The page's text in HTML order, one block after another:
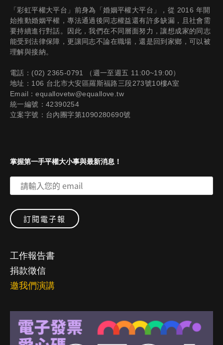
「彩虹平權大平台」前身為「婚姻平權大平台」，從 2016 年開
始推動婚姻平權，專法通過後同志權益還有許多缺漏，且社會需
要持續進行對話。因此，我們在不同層面努力，讓想成家的同志
能受到法律保障，更讓同志不論在職場，還是回到家鄉，可以被
理解與接納。
電話：(02) 2365-0791 （週一至週五 11:00~19:00）
地址：106 台北市大安區羅斯福路三段273號10樓A室
Email：equallovetw@equallove.tw
統一編號：42390254
立案字號：台內團字第1090280690號
掌握第一手平權大小事與最新消息！
工作報告書
捐款徵信
邀我們演講